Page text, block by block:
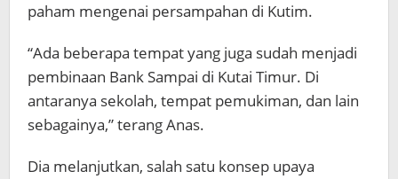
paham mengenai persampahan di Kutim.
“Ada beberapa tempat yang juga sudah menjadi
pembinaan Bank Sampai di Kutai Timur. Di
antaranya sekolah, tempat pemukiman, dan lain
sebagainya,” terang Anas.
Dia melanjutkan, salah satu konsep upaya